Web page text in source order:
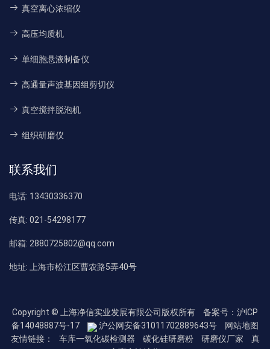
真空离心浓缩仪
高压均质机
单细胞悬液制备仪
高通量声波基因组剪切仪
真空搅拌脱泡机
组织研磨仪
联系我们
电话: 13430336370
传真: 021-54298177
邮箱: 2880725802@qq.com
地址: 上海市松江区曹农路5弄40号
Copyright © 上海净信实业发展有限公司版权所有
备案号：沪ICP
备14048887号-17
沪公网安备31011702889643号
网站地图
友情链接：
车库一氧化碳检测器 碳化硅研磨粉 研磨仪厂家
真